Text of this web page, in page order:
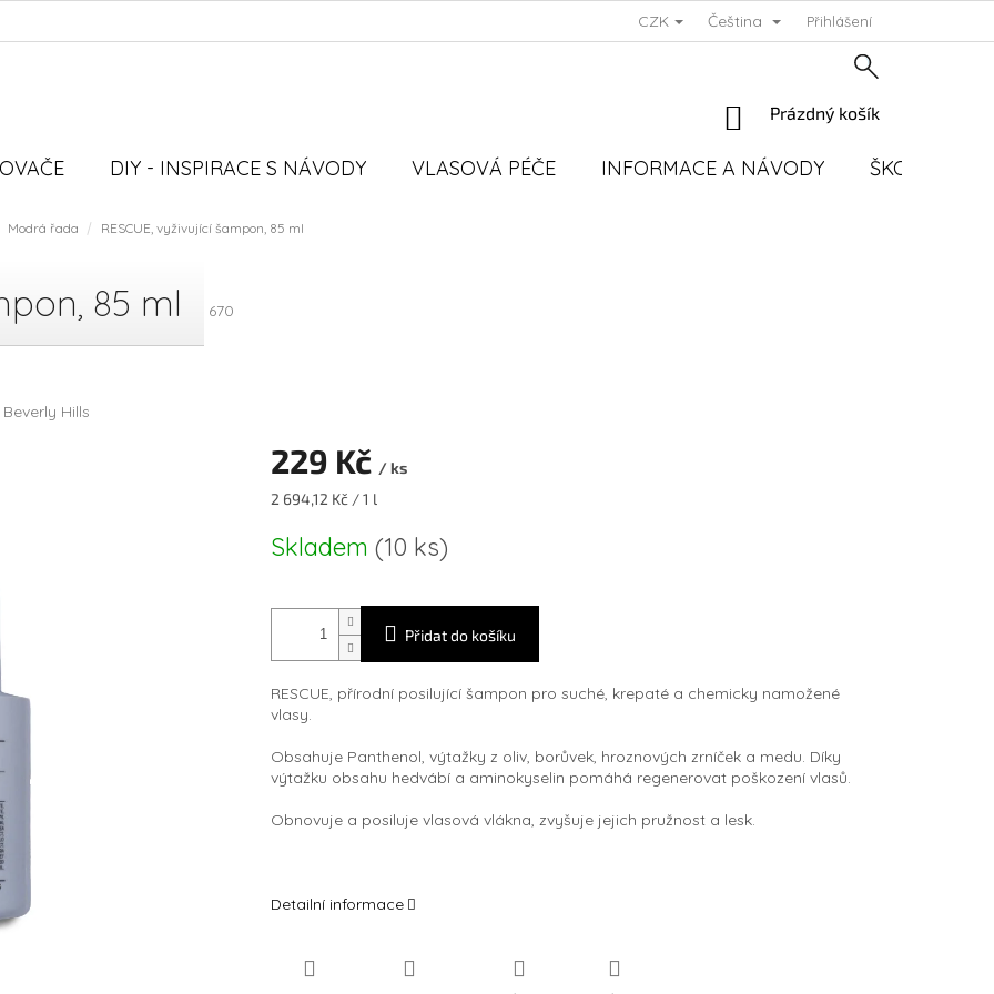
CZK Čeština Přihlášení
NÁKUPNÍ
Prázdný košík
DIY - INSPIRACE S NÁVODY VLASOVÁ PÉČE INFORMACE A NÁVODY ŠKOLENÍ
Modrá řada RESCUE, vyživující šampon, 85 ml
85 ml 670
Beverly Hills
229 Kč / ks
Měrná
2 694,12 Kč / 1 l
Skladem (10 ks)
Přidat do košíku
RESCUE, přírodní posilující šampon pro suché, krepaté a chemicky namožené
vlasy.
Obsahuje Panthenol, výtažky z oliv, borůvek, hroznových zrníček a medu. Díky
výtažku obsahu hedvábí a aminokyselin pomáhá regenerovat poškození vlasů.
Obnovuje a posiluje vlasová vlákna, zvyšuje jejich pružnost a lesk.
Detailní informace